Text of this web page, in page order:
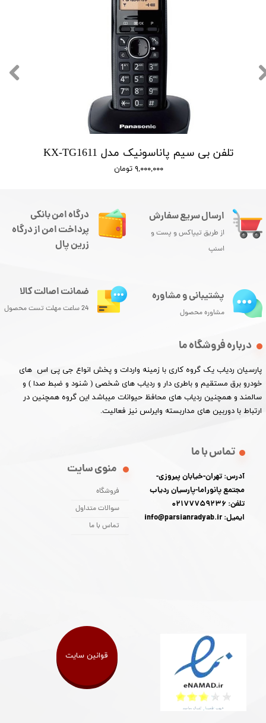
تلفن بی سیم پاناسونیک مدل KX-TG1611
۹,۰۰۰,۰۰۰ تومان
ارسال سریع سفارش
از طریق تیپاکس و پست و
اسنپ
درباره فروشگاه ما
پارسیان ردیاب یک گروه کاری با زمینه واردات و پخش انواع جی پی اس های
خودرو برق مستقیم و باطری دار و ردیاب های شخصی ( شنود و ضبط صدا ) و
سالمند و همچنین ردیاب های محافظ حیوانات میباشد این گروه همچنین در
ارتباط با دوربین های مداربسته وایرلس نیز فعالیت.​​​​​​​
منوی سایت
فروشگاه
سوالات متداول
تماس با ما
تماس با ما
آدرس: تهران-خیابان پیروزی-
مجتمع پانوراما-پارسیان ردیاب
تلفن: 02177759236
ایمیل: info@parsianradyab.ir
درگاه امن بانکی
پرداخت امن از درگاه
زرین پال
پشتیبانی و مشاوره
مشاوره محصول
ضمانت اصالت کالا
24 ساعت مهلت تست محصول
قوانین سایت